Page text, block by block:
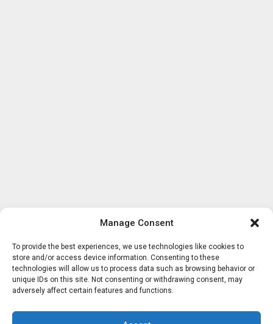
Manage Consent
To provide the best experiences, we use technologies like cookies to
store and/or access device information. Consenting to these
technologies will allow us to process data such as browsing behavior or
unique IDs on this site. Not consenting or withdrawing consent, may
adversely affect certain features and functions.